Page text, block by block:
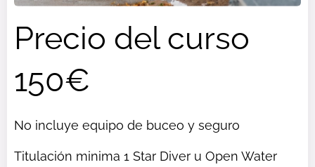
Precio del curso
150€
No incluye equipo de buceo y seguro
Titulación minima 1 Star Diver u Open Water